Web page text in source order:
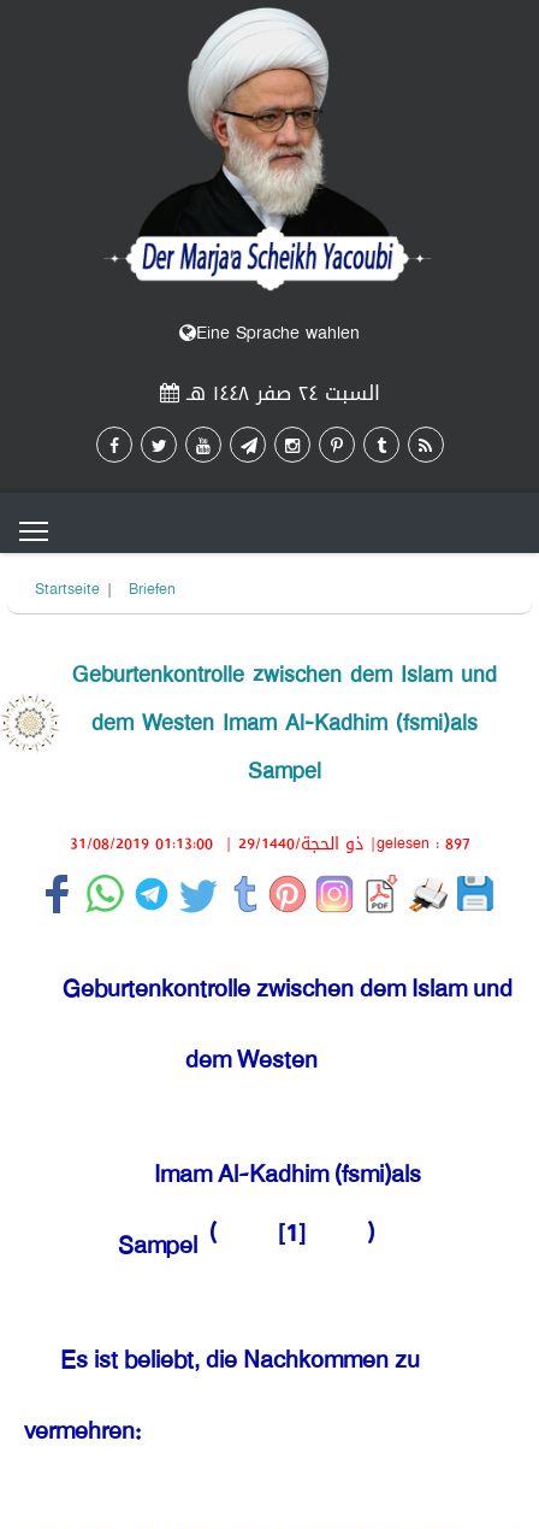
Eine Sprache wahlen
السبت ٢٤ صفر ١٤٤٨ هـ
Startseite | Briefen
Geburtenkontrolle zwischen dem Islam und
dem Westen Imam Al-Kadhim (fsmi)als
Sampel
31/08/2019 01:13:00 | 29/ذو الحجة/1440 |gelesen : 897
Geburtenkontrolle zwischen dem Islam und
dem Westen
Imam Al-Kadhim (fsmi)als
Sampel ( [1] )
Es ist beliebt, die Nachkommen zu
vermehren: